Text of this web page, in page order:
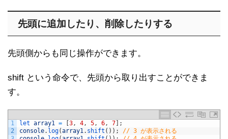
先頭に追加したり、削除したりする
先頭側からも同じ操作ができます。
shift という命令で、先頭から取り出すことができま
す。
1
2
let array1 = 3, 4, 5, 6, 7
;
console. log(array1. shift ( ) ) ;
// 3 が表示される